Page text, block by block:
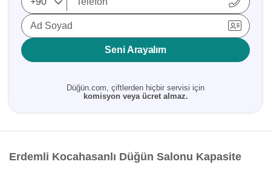
Ad Soyad
Seni Arayalım
Düğün.com, çiftlerden hiçbir servisi için
komisyon veya ücret almaz.
Erdemli Kocahasanlı Düğün Salonu Kapasite